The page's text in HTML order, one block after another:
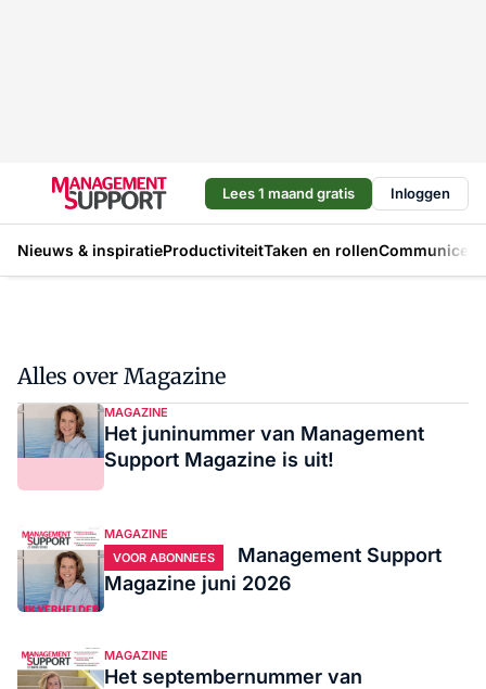
Lees 1 maand gratis Inloggen
Nieuws & inspiratieProductiviteitTaken en rollen
Alles over Magazine
MAGAZINE
Het juninummer van Management
Support Magazine is uit!
MAGAZINE
VOOR ABONNEES
Management Support
Magazine juni 2026
MAGAZINE
Het septembernummer van